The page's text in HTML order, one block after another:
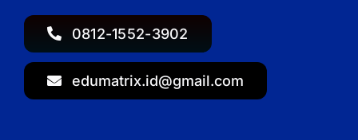
0812-1552-3902
edumatrix.id@gmail.com